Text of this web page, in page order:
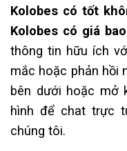
Kolobes có tốt
Kolobes có giá
thông tin hữu ích
mắc hoặc phản hồi
bên dưới hoặc mở
hình để chat trực
chúng tôi.